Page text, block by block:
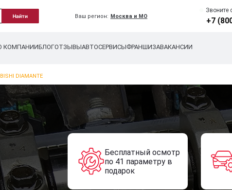
Найти Ваш регион: Москва и МО
Звоните
+7
КОМПАНИИБЛОГОТЗЫВЫАВТОСЕРВИСЫФРАНШИЗАВАКАНСИИ
DIAMANTE
Бесплатный осмотр
по 41 параметру в
подарок